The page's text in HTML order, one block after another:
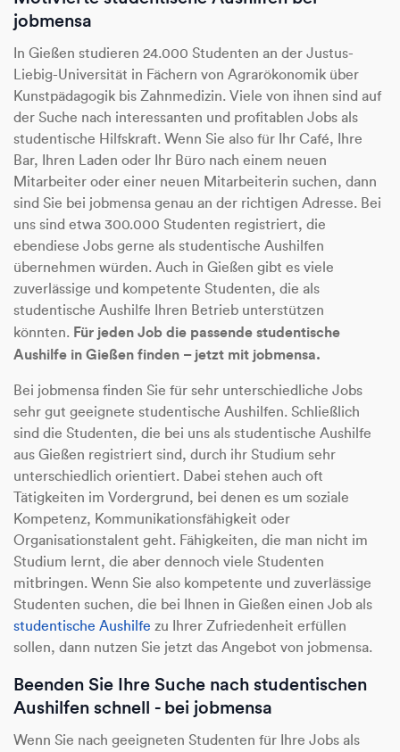
jobmensa
In Gießen studieren 24.000 Studenten an der Justus-
Liebig-Universität in Fächern von Agrarökonomik über
Kunstpädagogik bis Zahnmedizin. Viele von ihnen sind auf
der Suche nach interessanten und profitablen Jobs als
studentische Hilfskraft. Wenn Sie also für Ihr Café, Ihre
Bar, Ihren Laden oder Ihr Büro nach einem neuen
Mitarbeiter oder einer neuen Mitarbeiterin suchen, dann
sind Sie bei jobmensa genau an der richtigen Adresse. Bei
uns sind etwa 300.000 Studenten registriert, die
ebendiese Jobs gerne als studentische Aushilfen
übernehmen würden. Auch in Gießen gibt es viele
zuverlässige und kompetente Studenten, die als
studentische Aushilfe Ihren Betrieb unterstützen
könnten. Für jeden Job die passende studentische
Aushilfe in Gießen finden – jetzt mit jobmensa.
Bei jobmensa finden Sie für sehr unterschiedliche Jobs
sehr gut geeignete studentische Aushilfen. Schließlich
sind die Studenten, die bei uns als studentische Aushilfe
aus Gießen registriert sind, durch ihr Studium sehr
unterschiedlich orientiert. Dabei stehen auch oft
Tätigkeiten im Vordergrund, bei denen es um soziale
Kompetenz, Kommunikationsfähigkeit oder
Organisationstalent geht. Fähigkeiten, die man nicht im
Studium lernt, die aber dennoch viele Studenten
mitbringen. Wenn Sie also kompetente und zuverlässige
Studenten suchen, die bei Ihnen in Gießen einen Job als
studentische Aushilfe zu Ihrer Zufriedenheit erfüllen
sollen, dann nutzen Sie jetzt das Angebot von jobmensa.
Beenden Sie Ihre Suche nach studentischen
Aushilfen schnell - bei jobmensa
Wenn Sie nach geeigneten Studenten für Ihre Jobs als